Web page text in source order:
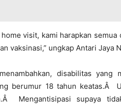
visit, kami harapkan
vaksinasi,” ungkap Antari Jaya
disabilitas yang
berumur 18 tahun keatas.Â
Mengantisipasi supaya